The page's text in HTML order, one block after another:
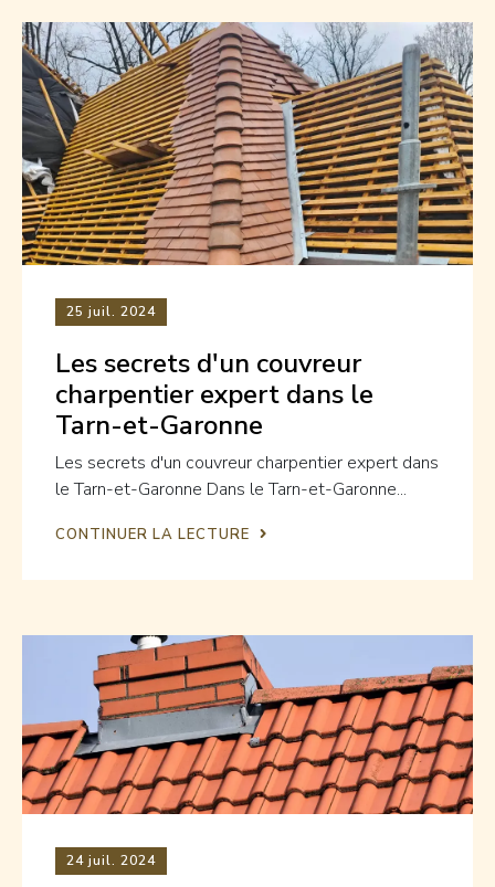
25 juil. 2024
Les secrets d'un couvreur
charpentier expert dans le
Tarn-et-Garonne
Les secrets d'un couvreur charpentier expert dans
le Tarn-et-Garonne Dans le Tarn-et-Garonne...
CONTINUER LA LECTURE
24 juil. 2024